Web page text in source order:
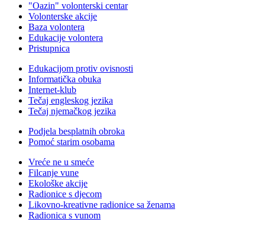
"Oazin" volonterski centar
Volonterske akcije
Baza volontera
Edukacije volontera
Pristupnica
Edukacijom protiv ovisnosti
Informatička obuka
Internet-klub
Tečaj engleskog jezika
Tečaj njemačkog jezika
Podjela besplatnih obroka
Pomoć starim osobama
Vreće ne u smeće
Filcanje vune
Ekološke akcije
Radionice s djecom
Likovno-kreativne radionice sa ženama
Radionica s vunom